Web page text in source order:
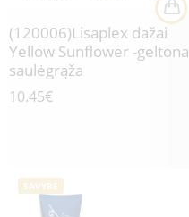
(120006)Lisaplex dažai
Yellow Sunflower -geltona
saulėgrąža
10.45€
SAVYBĖ